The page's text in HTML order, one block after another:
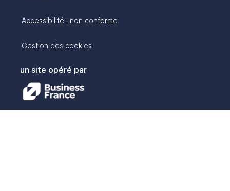
Accessibilité : non conforme
Gestion des cookies
un site opéré par
avec :